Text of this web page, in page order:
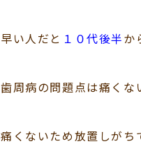
早い人だと １０代後半か
歯周病の問題点は痛くな
痛くないため放置しがち